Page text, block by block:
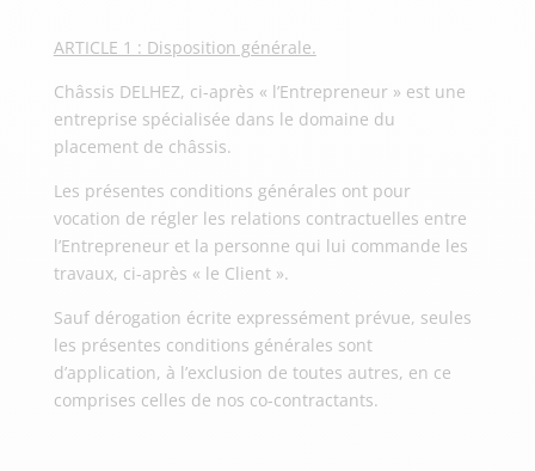
ARTICLE 1 : Disposition générale.
Châssis DELHEZ, ci-après « l’Entrepreneur » est une
entreprise spécialisée dans le domaine du
placement de châssis.
Les présentes conditions générales ont pour
vocation de régler les relations contractuelles entre
l’Entrepreneur et la personne qui lui commande les
travaux, ci-après « le Client ».
Sauf dérogation écrite expressément prévue, seules
les présentes conditions générales sont
d’application, à l’exclusion de toutes autres, en ce
comprises celles de nos co-contractants.